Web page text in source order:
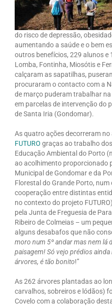
do risco de depressão,
aumentando a saúde e o bem
outros benefícios, 229 alunos e
Lomba, Fontinha, Miosótis e
calçaram as sapatilhas,
procuraram o contacto com a
de março puderam trabalhar na
em parcelas de intervenção do
de Santa Iria (Gondomar).
As quatro ações decorreram no
FUTURO graças ao trabalho
Educação Ambiental do Porto
ao acolhimento proporcionado
Municipal de Gondomar e da
Florestal do Grande Porto, num
cooperação entre distintas
no contexto do projeto
pela Junta de Freguesia de
Ribeiro de Colmeias – um
alguns desabafos que não
moro num 5º andar mas nem lá
paisagem! Só vejo prédios ainda
árvores, é tão bonito!”
As 262 árvores plantadas ao
carvalhos, sobreiros e lódãos)
Covelo com a colaboração